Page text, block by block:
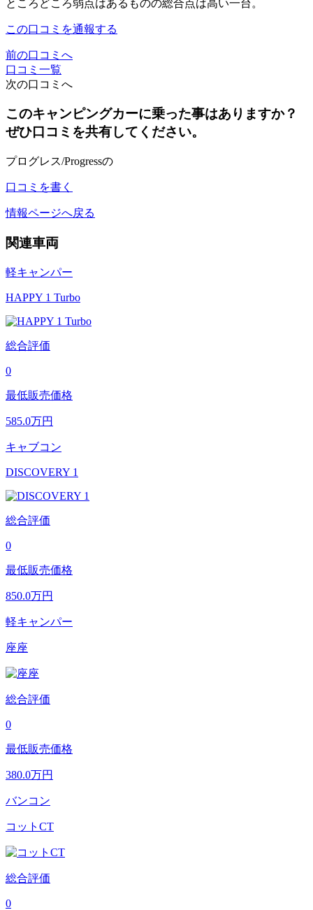
ところどころ弱点はあるものの総合点は高い一台。
この口コミを通報する
前の口コミへ
口コミ一覧
次の口コミへ
このキャンピングカーに乗った事はありますか？
ぜひ口コミを共有してください。
プログレス/Progressの
口コミを書く
情報ページへ戻る
関連車両
軽キャンパー
HAPPY 1 Turbo
総合評価
0
最低販売価格
585.0万円
キャブコン
DISCOVERY 1
総合評価
0
最低販売価格
850.0万円
軽キャンパー
座座
総合評価
0
最低販売価格
380.0万円
バンコン
コットCT
総合評価
0